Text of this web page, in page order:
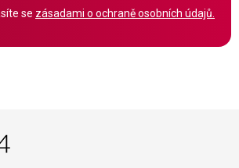
se zásadami o ochraně osobních údajů.